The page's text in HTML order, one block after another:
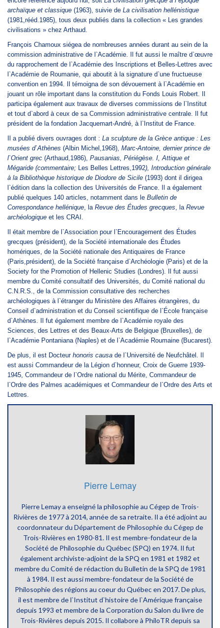
archaïque et classique (1963), suivie de La civilisation hellénistique
(1981,rééd.1985), tous deux publiés dans la collection « Les grandes
civilisations » chez Arthaud.
François Chamoux siégea de nombreuses années durant au sein de la
commission administrative de l`Académie. Il fut aussi le maître d`œuvre
du rapprochement de l`Académie des Inscriptions et Belles-Lettres avec
l`Académie de Roumanie, qui aboutit à la signature d`une fructueuse
convention en 1994. Il témoigna de son dévouement à l`Académie en
jouant un rôle important dans la constitution du Fonds Louis Robert. Il
participa également aux travaux de diverses commissions de l`Institut
et tout d`abord à ceux de sa Commission administrative centrale. Il fut
président de la fondation Jacquemart-André, à l`Institut de France.
Il a publié divers ouvrages dont : La sculpture de la Grèce antique : Les
musées d`Athènes (Albin Michel,1968), Marc-Antoine, dernier prince de
l`Orient grec (Arthaud,1986), Pausanias, Périégèse. I, Attique et
Mégaride (commentaire; Les Belles Lettres,1992), Introduction générale
à la Bibliothèque historique de Diodore de Sicile (1993) dont il dirigea
l`édition dans la collection des Universités de France. Il a également
publié quelques 140 articles, notamment dans le Bulletin de
Correspondance hellénique , la Revue des Études grecques , la Revue
archéologique et les CRAI.
Il était membre de l`Association pour l`Encouragement des Études
grecques (président), de la Société internationale des Études
homériques, de la Société nationale des Antiquaires de France
(Paris,président), de la Société française d`Archéologie (Paris) et de la
Society for the Promotion of Hellenic Studies (Londres). Il fut aussi
membre du Comité consultatif des Universités, du Comité national du
C.N.R.S., de la Commission consultative des recherches
archéologiques à l`étranger du Ministère des Affaires étrangères, du
Conseil d`administration et du Conseil scientifique de l`École française
d`Athènes. Il fut également membre de l`Académie royale des
Sciences, des Lettres et des Beaux-Arts de Belgique (Bruxelles), de
l`Académie Pontaniana (Naples) et de l`Académie Roumaine (Bucarest).
De plus, il est Docteur honoris causa de l`Université de Neufchâtel. Il
est aussi Commandeur de la Légion d`honneur, Croix de Guerre 1939-
1945, Commandeur de l`Ordre national du Mérite, Commandeur de
l`Ordre des Palmes académiques et Commandeur de l`Ordre des Arts et
Lettres.
Pierre Lemay
Pierre Lemay a enseigné la philosophie au Cégep de Trois-
Rivières de 1977 à 2014, année de sa retraite. Il a été adjoint au
coordonnateur du Département de Philosophie du Cégep de
Trois-Rivières en 1980-81. Il est membre-fondateur de la
Société de Philosophie du Québec (SPQ) en 1974. Il fut
également archiviste-adjoint de la SPQ en 1981 et 1982 et
membre du Comité de rédaction du Bulletin de la SPQ de 1981
à 1984. Il est aussi membre-fondateur de la Société de
Philosophie des régions au coeur du Québec en 2017. De plus,
il est membre de l`Institut d`histoire de l`Amérique française
depuis 1993 et membre de la Corporation du Salon du livre de
Trois-Rivières depuis 2015. Il collabore à PhiloTR depuis sa